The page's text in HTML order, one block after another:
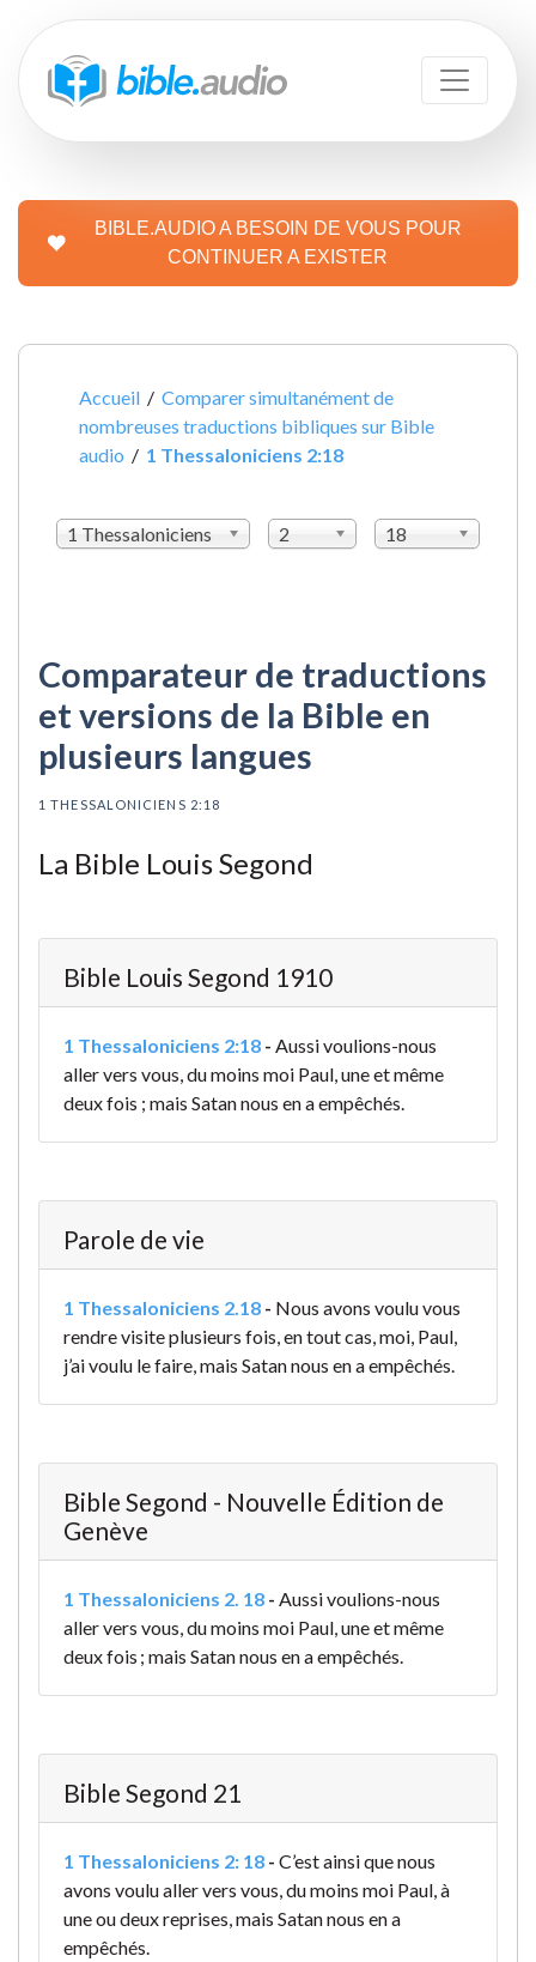
BIBLE.AUDIO A BESOIN DE VOUS POUR
CONTINUER A EXISTER
Accueil /Comparer simultanément de
nombreuses traductions bibliques sur Bible
audio / 1 Thessaloniciens 2:18
1 Thessaloniciens 2 18
Comparateur de traductions
et versions de la Bible en
plusieurs langues
1 THESSALONICIENS 2:18
La Bible Louis Segond
Bible Louis Segond 1910
1 Thessaloniciens 2:18 - Aussi voulions-nous
aller vers vous, du moins moi Paul, une et même
deux fois ; mais Satan nous en a empêchés.
Parole de vie
1 Thessaloniciens 2.18 - Nous avons voulu vous
rendre visite plusieurs fois, en tout cas, moi, Paul,
j’ai voulu le faire, mais Satan nous en a empêchés.
Bible Segond - Nouvelle Édition de
Genève
1 Thessaloniciens 2. 18 - Aussi voulions-nous
aller vers vous, du moins moi Paul, une et même
deux fois ; mais Satan nous en a empêchés.
Bible Segond 21
1 Thessaloniciens 2: 18 - C’est ainsi que nous
avons voulu aller vers vous, du moins moi Paul, à
une ou deux reprises, mais Satan nous en a
empêchés.